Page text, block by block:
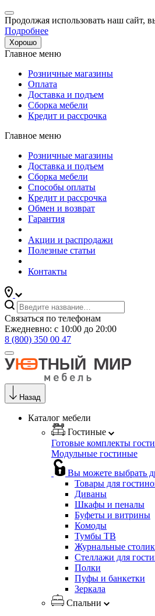
Продолжая использовать наш сайт,
Подробнее
Хорошо
Главное меню
Розничные магазины
Оплата
Доставка и подъем
Сборка мебели
Кредит и рассрочка
Главное меню
Розничные магазины
Доставка и подъем
Сборка мебели
Способы оплаты
Кредит и рассрочка
Обмен и возврат
Гарантия
Акции и распродажи
Полезные статьи
Контакты
Связаться по телефонам
Ежедневно: с 10:00 до 20:00
8 (800) 350 00 47
Назад
Каталог мебели
Гостиные
Готовые комплекты
Модульные гостиные
Вы можете выбрать
Товары для
Диваны
Шкафы и пеналы
Буфеты и витрины
Комоды
Тумбы ТВ
Журнальные
Стеллажи для
Полки
Пуфы и банкетки
Зеркала
Спальни